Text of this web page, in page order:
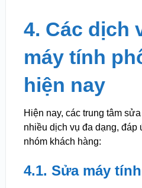
4. Các dịch
máy tính
hiện nay
Hiện nay, các trung tâm
nhiều dịch vụ đa dạng, đáp
nhóm khách hàng:
4.1. Sửa máy